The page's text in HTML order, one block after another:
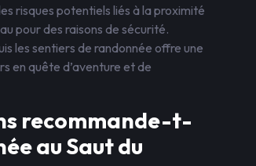
risques potentiels liés à la proximité
pour des raisons de sécurité.
les sentiers de randonnée offre une
en quête d’aventure et de
recommande-t-
au Saut du